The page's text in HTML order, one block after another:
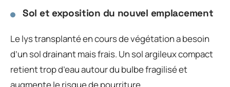
Sol et exposition du nouvel emplacement
Le lys transplanté en cours de végétation a besoin
d’un sol drainant mais frais. Un sol argileux compact
retient trop d’eau autour du bulbe fragilisé et
augmente le risque de pourriture.